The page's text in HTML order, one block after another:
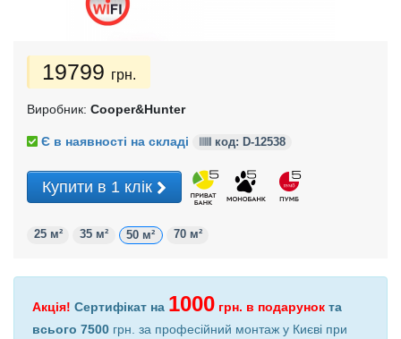
19799 грн.
Виробник: Cooper&Hunter
Є в наявності на складі код: D-12538
Купити в 1 клік
25 м² 35 м² 50 м² 70 м²
Акція! Сертифікат на 1000 грн. в подарунок та
всього 7500 грн. за професійний монтаж у Києві при